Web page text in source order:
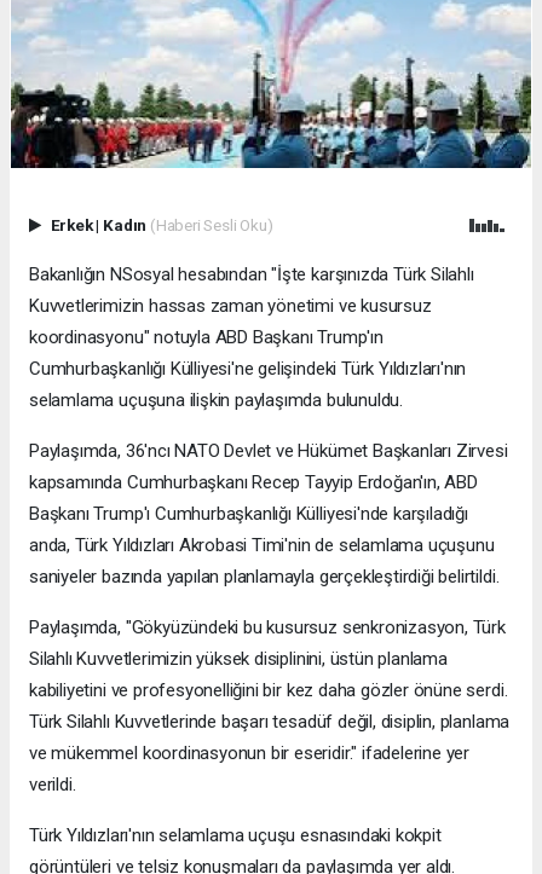
Erkek| Kadın (Haberi Sesli Oku)
Bakanlığın NSosyal hesabından "İşte karşınızda Türk Silahlı
Kuvvetlerimizin hassas zaman yönetimi ve kusursuz
koordinasyonu" notuyla ABD Başkanı Trump'ın
Cumhurbaşkanlığı Külliyesi'ne gelişindeki Türk Yıldızları'nın
selamlama uçuşuna ilişkin paylaşımda bulunuldu.
Paylaşımda, 36'ncı NATO Devlet ve Hükümet Başkanları Zirvesi
kapsamında Cumhurbaşkanı Recep Tayyip Erdoğan'ın, ABD
Başkanı Trump'ı Cumhurbaşkanlığı Külliyesi'nde karşıladığı
anda, Türk Yıldızları Akrobasi Timi'nin de selamlama uçuşunu
saniyeler bazında yapılan planlamayla gerçekleştirdiği belirtildi.
Paylaşımda, "Gökyüzündeki bu kusursuz senkronizasyon, Türk
Silahlı Kuvvetlerimizin yüksek disiplinini, üstün planlama
kabiliyetini ve profesyonelliğini bir kez daha gözler önüne serdi.
Türk Silahlı Kuvvetlerinde başarı tesadüf değil, disiplin, planlama
ve mükemmel koordinasyonun bir eseridir." ifadelerine yer
verildi.
Türk Yıldızları'nın selamlama uçuşu esnasındaki kokpit
görüntüleri ve telsiz konuşmaları da paylaşımda yer aldı.